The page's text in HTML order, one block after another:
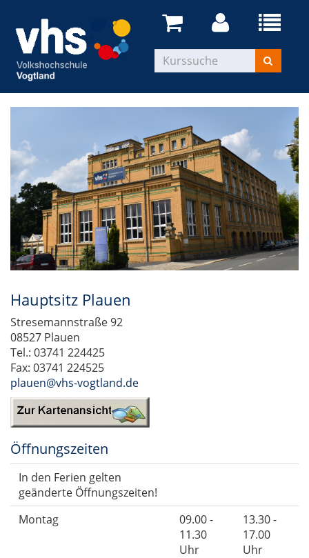
Hauptsitz Plauen
Stresemannstraße 92
08527 Plauen
Tel.: 03741 224425
Fax: 03741 224525
plauen@vhs-vogtland.de
Öffnungszeiten
In den Ferien gelten
geänderte Öffnungszeiten!
Montag
09.00 -
11.30
Uhr
13.30 -
17.00
Uhr